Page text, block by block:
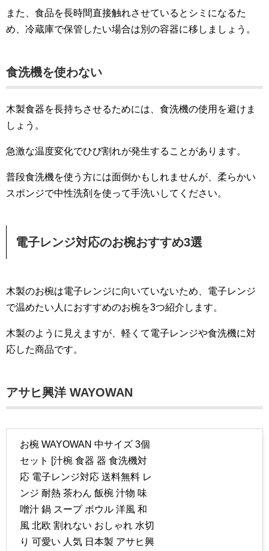
また、食品を長時間直接触れさせているとシミになるた
め、冷蔵庫で保管したい場合は別の容器に移しましょう。
食洗機を使わない
木製食器を長持ちさせるためには、食洗機の使用を避けま
しょう。
急激な温度変化でひび割れが発生することがあります。
普段食洗機を使う方には面倒かもしれませんが、柔らかい
スポンジで中性洗剤を使って手洗いしてください。
電子レンジ対応のお椀おすすめ3選
木製のお椀は電子レンジに向いていないため、電子レンジ
で温めたい人におすすめのお椀を3つ紹介します。
木製のように見えますが、軽くて電子レンジや食洗機に対
応した商品です。
アサヒ興洋 WAYOWAN
お椀 WAYOWAN 中サイズ 3個
セット [汁椀 食器 器 食洗機対
応 電子レンジ対応 送料無料 レ
ンジ 耐熱 茶わん 飯椀 汁物 味
噌汁 鍋 スープ ボウル 洋風 和
風 北欧 割れない おしゃれ 水切
り 可愛い 人気 日本製 アサヒ興